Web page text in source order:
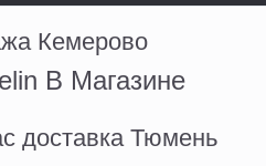
Кемерово
В Магазине
доставка Тюмень